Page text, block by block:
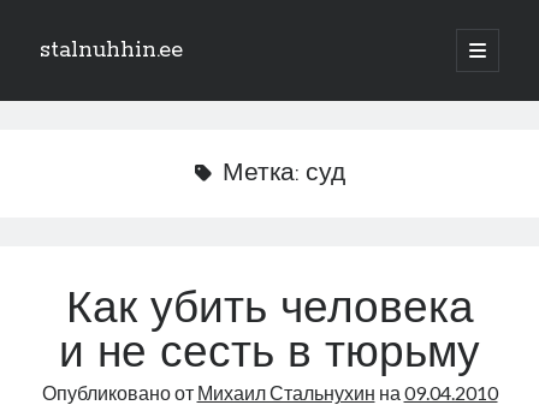
stalnuhhin.ee
отрыть
Боковая
В мире
Интеграция
Интервью
Книга
Метка: суд
Как убить человека
и не сесть в тюрьму
Опубликовано от Михаил Стальнухин на 09.04.2010